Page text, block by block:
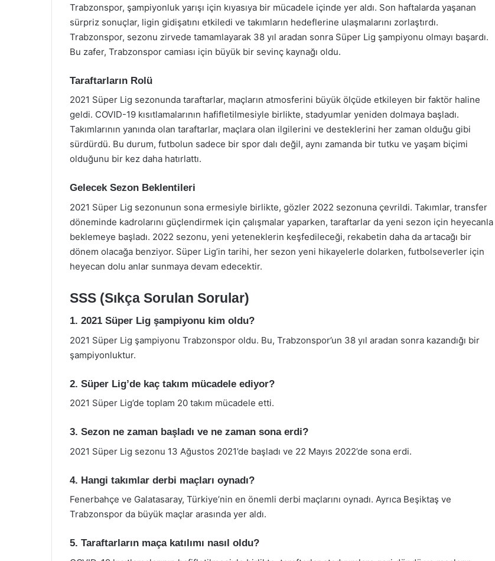
Trabzonspor, şampiyonluk yarışı için kıyasıya bir mücadele içinde yer aldı. Son haftalarda yaşanan
sürpriz sonuçlar, ligin gidişatını etkiledi ve takımların hedeflerine ulaşmalarını zorlaştırdı.
Trabzonspor, sezonu zirvede tamamlayarak 38 yıl aradan sonra Süper Lig şampiyonu olmayı başardı.
Bu zafer, Trabzonspor camiası için büyük bir sevinç kaynağı oldu.
Taraftarların Rolü
2021 Süper Lig sezonunda taraftarlar, maçların atmosferini büyük ölçüde etkileyen bir faktör haline
geldi. COVID-19 kısıtlamalarının hafifletilmesiyle birlikte, stadyumlar yeniden dolmaya başladı.
Takımlarının yanında olan taraftarlar, maçlara olan ilgilerini ve desteklerini her zaman olduğu gibi
sürdürdü. Bu durum, futbolun sadece bir spor dalı değil, aynı zamanda bir tutku ve yaşam biçimi
olduğunu bir kez daha hatırlattı.
Gelecek Sezon Beklentileri
2021 Süper Lig sezonunun sona ermesiyle birlikte, gözler 2022 sezonuna çevrildi. Takımlar, transfer
döneminde kadrolarını güçlendirmek için çalışmalar yaparken, taraftarlar da yeni sezon için heyecanla
beklemeye başladı. 2022 sezonu, yeni yeteneklerin keşfedileceği, rekabetin daha da artacağı bir
dönem olacağa benziyor. Süper Lig’in tarihi, her sezon yeni hikayelerle dolarken, futbolseverler için
heyecan dolu anlar sunmaya devam edecektir.
SSS (Sıkça Sorulan Sorular)
1. 2021 Süper Lig şampiyonu kim oldu?
2021 Süper Lig şampiyonu Trabzonspor oldu. Bu, Trabzonspor’un 38 yıl aradan sonra kazandığı bir
şampiyonluktur.
2. Süper Lig’de kaç takım mücadele ediyor?
2021 Süper Lig’de toplam 20 takım mücadele etti.
3. Sezon ne zaman başladı ve ne zaman sona erdi?
2021 Süper Lig sezonu 13 Ağustos 2021’de başladı ve 22 Mayıs 2022’de sona erdi.
4. Hangi takımlar derbi maçları oynadı?
Fenerbahçe ve Galatasaray, Türkiye’nin en önemli derbi maçlarını oynadı. Ayrıca Beşiktaş ve
Trabzonspor da büyük maçlar arasında yer aldı.
5. Taraftarların maça katılımı nasıl oldu?